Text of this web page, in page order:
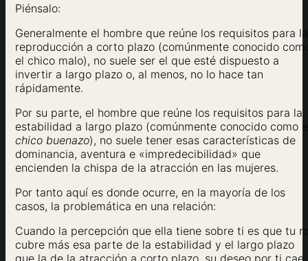
Piénsalo:
Generalmente el hombre que reúne los requisitos para la
reproducción a corto plazo (comúnmente conocido
el chico malo), no suele ser el que esté dispuesto a
invertir a largo plazo o, al menos, no lo hace tan
rápidamente.
Por su parte, el hombre que reúne los requisitos para la
estabilidad a largo plazo (comúnmente conocido como
chico buenazo), no suele tener esas características de
dominancia, aventura e «impredecibilidad» que
encienden la chispa de la atracción en las mujeres.
Por tanto aquí es donde ocurre, en la mayoría de los
casos, la problemática en una relación:
Cuando la percepción que ella tiene sobre ti es que tu
cubre más esa parte de la estabilidad y el largo plazo
que la de la atracción a corto plazo, su deseo por ti cae